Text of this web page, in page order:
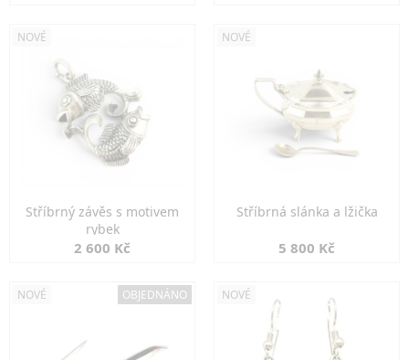
NOVÉ
Stříbrný závěs s motivem
rybek
2 600 Kč
NOVÉ
Stříbrná slánka a lžička
5 800 Kč
NOVÉ OBJEDNÁNO NOVÉ